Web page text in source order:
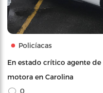
Policíacas
En estado crítico agente
motora en Carolina
0